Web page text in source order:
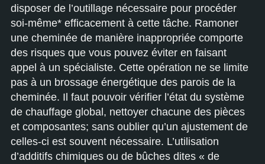
disposer de l’outillage nécessaire pour procéder
soi-même* efficacement à cette tâche. Ramoner
une cheminée de manière inappropriée comporte
des risques que vous pouvez éviter en faisant
appel à un spécialiste. Cette opération ne se limite
pas à un brossage énergétique des parois de la
cheminée. Il faut pouvoir vérifier l’état du système
de chauffage global, nettoyer chacune des pièces
et composantes; sans oublier qu’un ajustement de
celles-ci est souvent nécessaire. L’utilisation
d’additifs chimiques ou de bûches dites « de